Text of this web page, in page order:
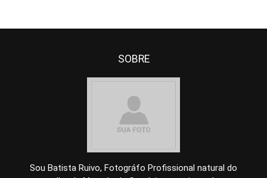
SOBRE
Sou Batista Ruivo, Fotográfo Profissional natural do